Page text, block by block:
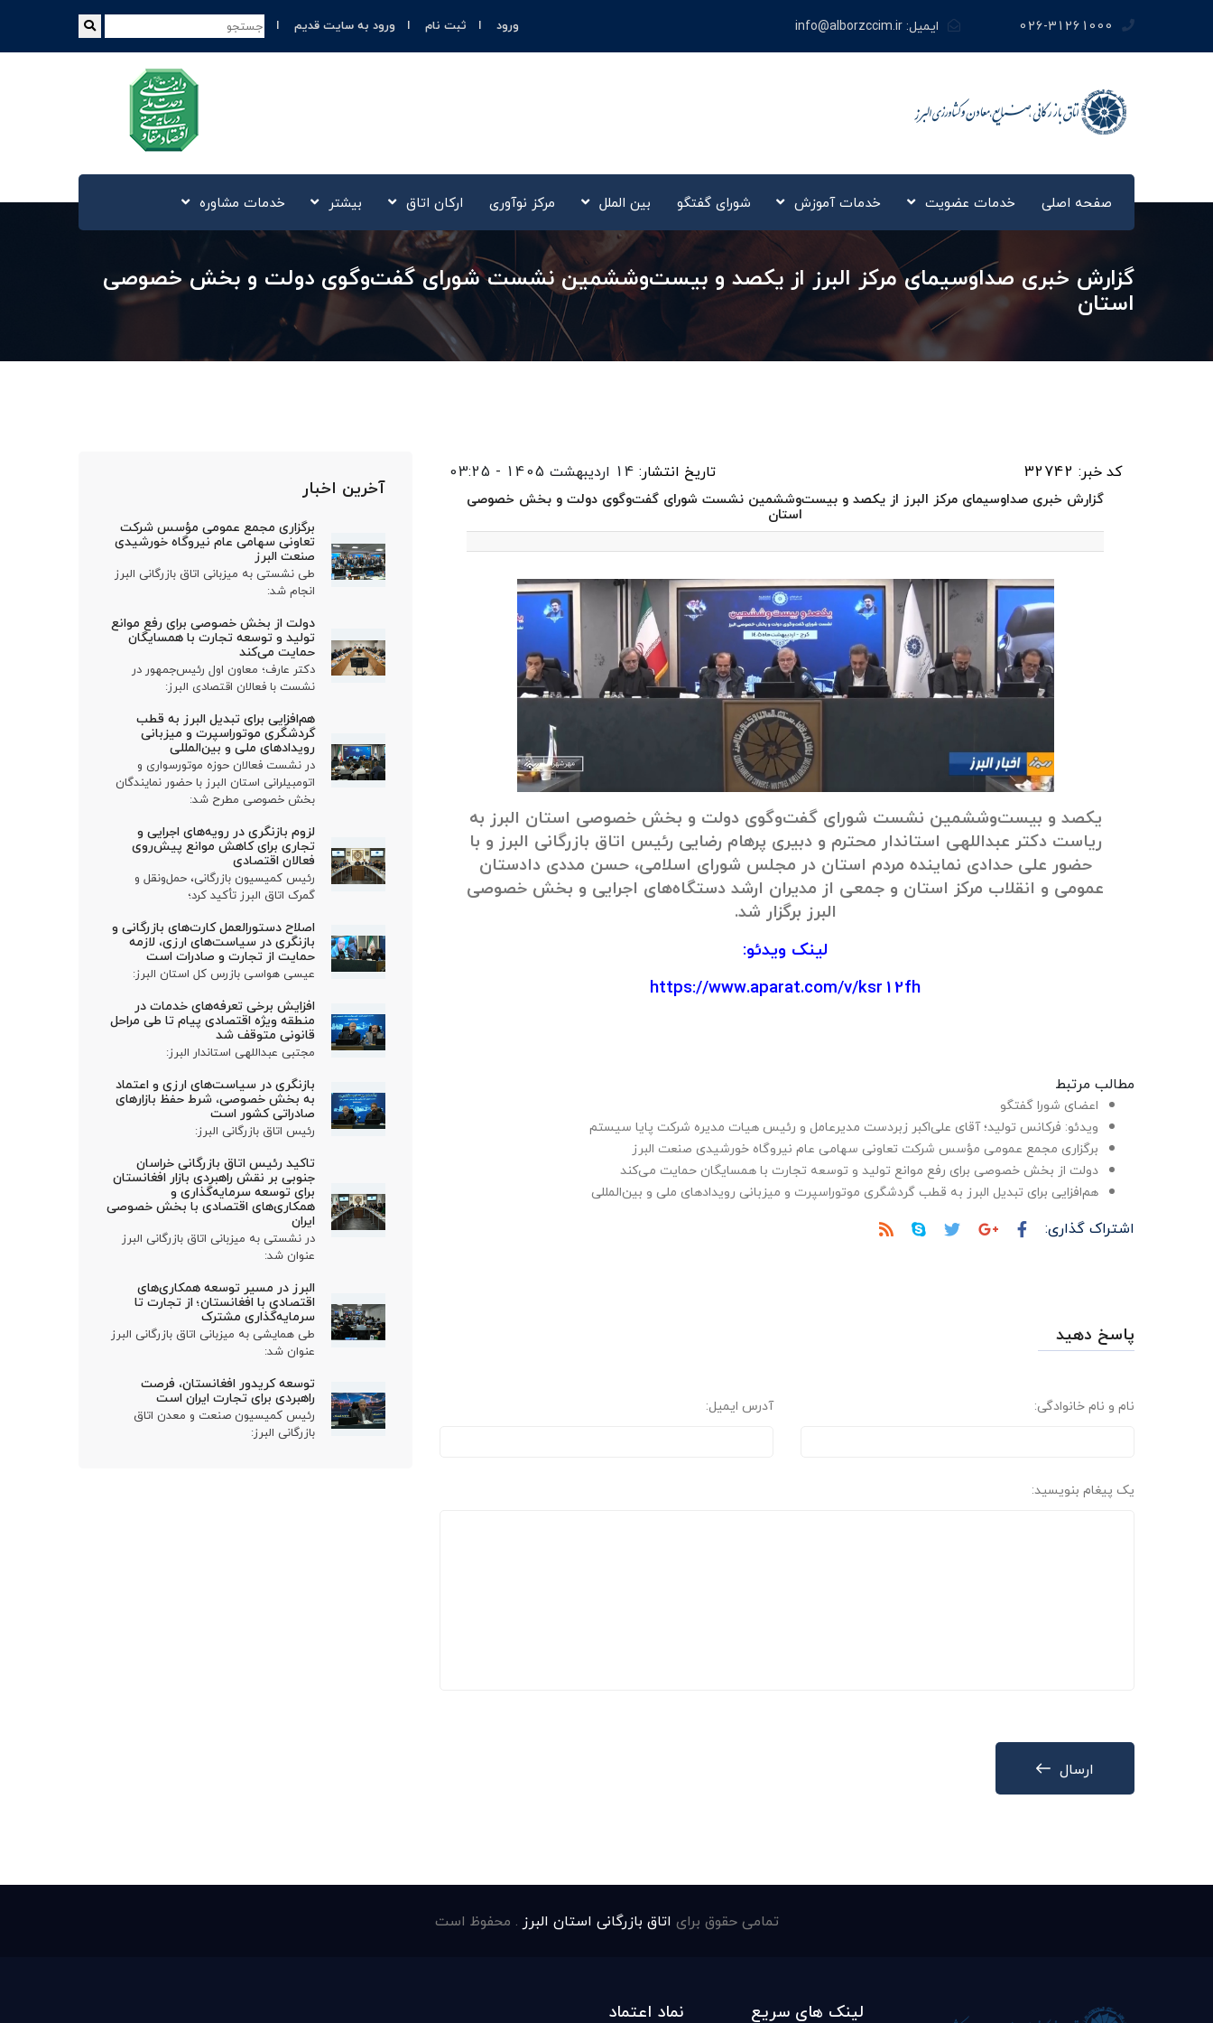
026-31261000 ایمیل:info@alborzccim.ir ورود ثبت نام ورود به سایت قدیم
صفحه اصلی خدمات عضویت خدمات آموزش شورای گفتگو بین الملل مرکز نوآوری‌ ارکان اتاق بیشتر خدمات مشاوره
گزارش خبری صداوسیمای مرکز البرز از یکصد و بیست‌وششمین نشست شورای گفت‌وگوی دولت و بخش خصوصی
استان
کد خبر: 32742 تاریخ انتشار: 14 اردیبهشت 1405 - 03:25
گزارش خبری صداوسیمای مرکز البرز از یکصد و بیست‌وششمین نشست شورای گفت‌وگوی دولت و بخش خصوصی
استان
یکصد و بیست‌وششمین نشست شورای گفت‌وگوی دولت و بخش خصوصی استان البرز به
ریاست دکتر عبداللهی استاندار محترم و دبیری پرهام رضایی رئیس اتاق بازرگانی البرز و با
حضور علی حدادی نماینده مردم استان در مجلس شورای اسلامی، حسن مددی دادستان
عمومی و انقلاب مرکز استان و جمعی از مدیران ارشد دستگاه‌‌های اجرایی و بخش خصوصی
البرز برگزار شد.
لینک ویدئو:
https://www.aparat.com/v/ksr12fh
مطالب مرتبط
اعضای شورا گفتگو
ویدئو: فرکانس تولید؛ آقای علی‌اکبر زبردست مدیرعامل و رئیس هیات مدیره شرکت پایا سیستم
برگزاری مجمع عمومی مؤسس شرکت تعاونی سهامی عام نیروگاه خورشیدی صنعت البرز
دولت از بخش خصوصی برای رفع موانع تولید و توسعه تجارت با همسایگان حمایت می‌کند
هم‌افزایی برای تبدیل البرز به قطب گردشگری موتوراسپرت و میزبانی رویدادهای ملی و بین‌المللی
اشتراک گذاری:
پاسخ دهید
نام و نام خانوادگی: آدرس ایمیل:
یک پیغام بنویسید:
ارسال
آخرین اخبار
برگزاری مجمع عمومی مؤسس شرکت
تعاونی سهامی عام نیروگاه خورشیدی
صنعت البرز
طی نشستی به میزبانی اتاق بازرگانی البرز
انجام شد:
دولت از بخش خصوصی برای رفع موانع
تولید و توسعه تجارت با همسایگان
حمایت می‌کند
دکتر عارف؛ معاون اول رئیس‌جمهور در
نشست با فعالان اقتصادی البرز:
هم‌افزایی برای تبدیل البرز به قطب
گردشگری موتوراسپرت و میزبانی
رویدادهای ملی و بین‌المللی
در نشست فعالان حوزه موتورسواری و
اتومبیلرانی استان البرز با حضور نمایندگان
بخش خصوصی مطرح شد:
لزوم بازنگری در رویه‌های اجرایی و
تجاری برای کاهش موانع پیش‌روی
فعالان اقتصادی
رئیس کمیسیون بازرگانی، حمل‌ونقل و
گمرک اتاق البرز تأکید کرد؛
اصلاح دستورالعمل کارت‌های بازرگانی و
بازنگری در سیاست‌های ارزی، لازمه
حمایت از تجارت و صادرات است
عیسی هواسی بازرس کل استان البرز:
افزایش برخی تعرفه‌های خدمات در
منطقه ویژه اقتصادی پیام تا طی مراحل
قانونی متوقف شد
مجتبی عبداللهی استاندار البرز:
بازنگری در سیاست‌های ارزی و اعتماد
به بخش خصوصی، شرط حفظ بازارهای
صادراتی کشور است
رئیس اتاق بازرگانی البرز:
تاکید رئیس اتاق بازرگانی خراسان
جنوبی بر نقش راهبردی بازار افغانستان
برای توسعه سرمایه‌گذاری و
همکاری‌های اقتصادی با بخش خصوصی
ایران
در نشستی به میزبانی اتاق بازرگانی البرز
عنوان شد:
البرز در مسیر توسعه همکاری‌های
اقتصادی با افغانستان؛ از تجارت تا
سرمایه‌گذاری مشترک
طی همایشی به میزبانی اتاق بازرگانی البرز
عنوان شد:
توسعه کریدور افغانستان، فرصت
راهبردی برای تجارت ایران است
رئیس کمیسیون صنعت و معدن اتاق
بازرگانی البرز:
تمامی حقوق برای اتاق بازرگانی استان البرز . محفوظ است
لینک های سریع نماد اعتماد